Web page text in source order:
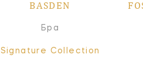
BASDEN
Бра
Signature Collection